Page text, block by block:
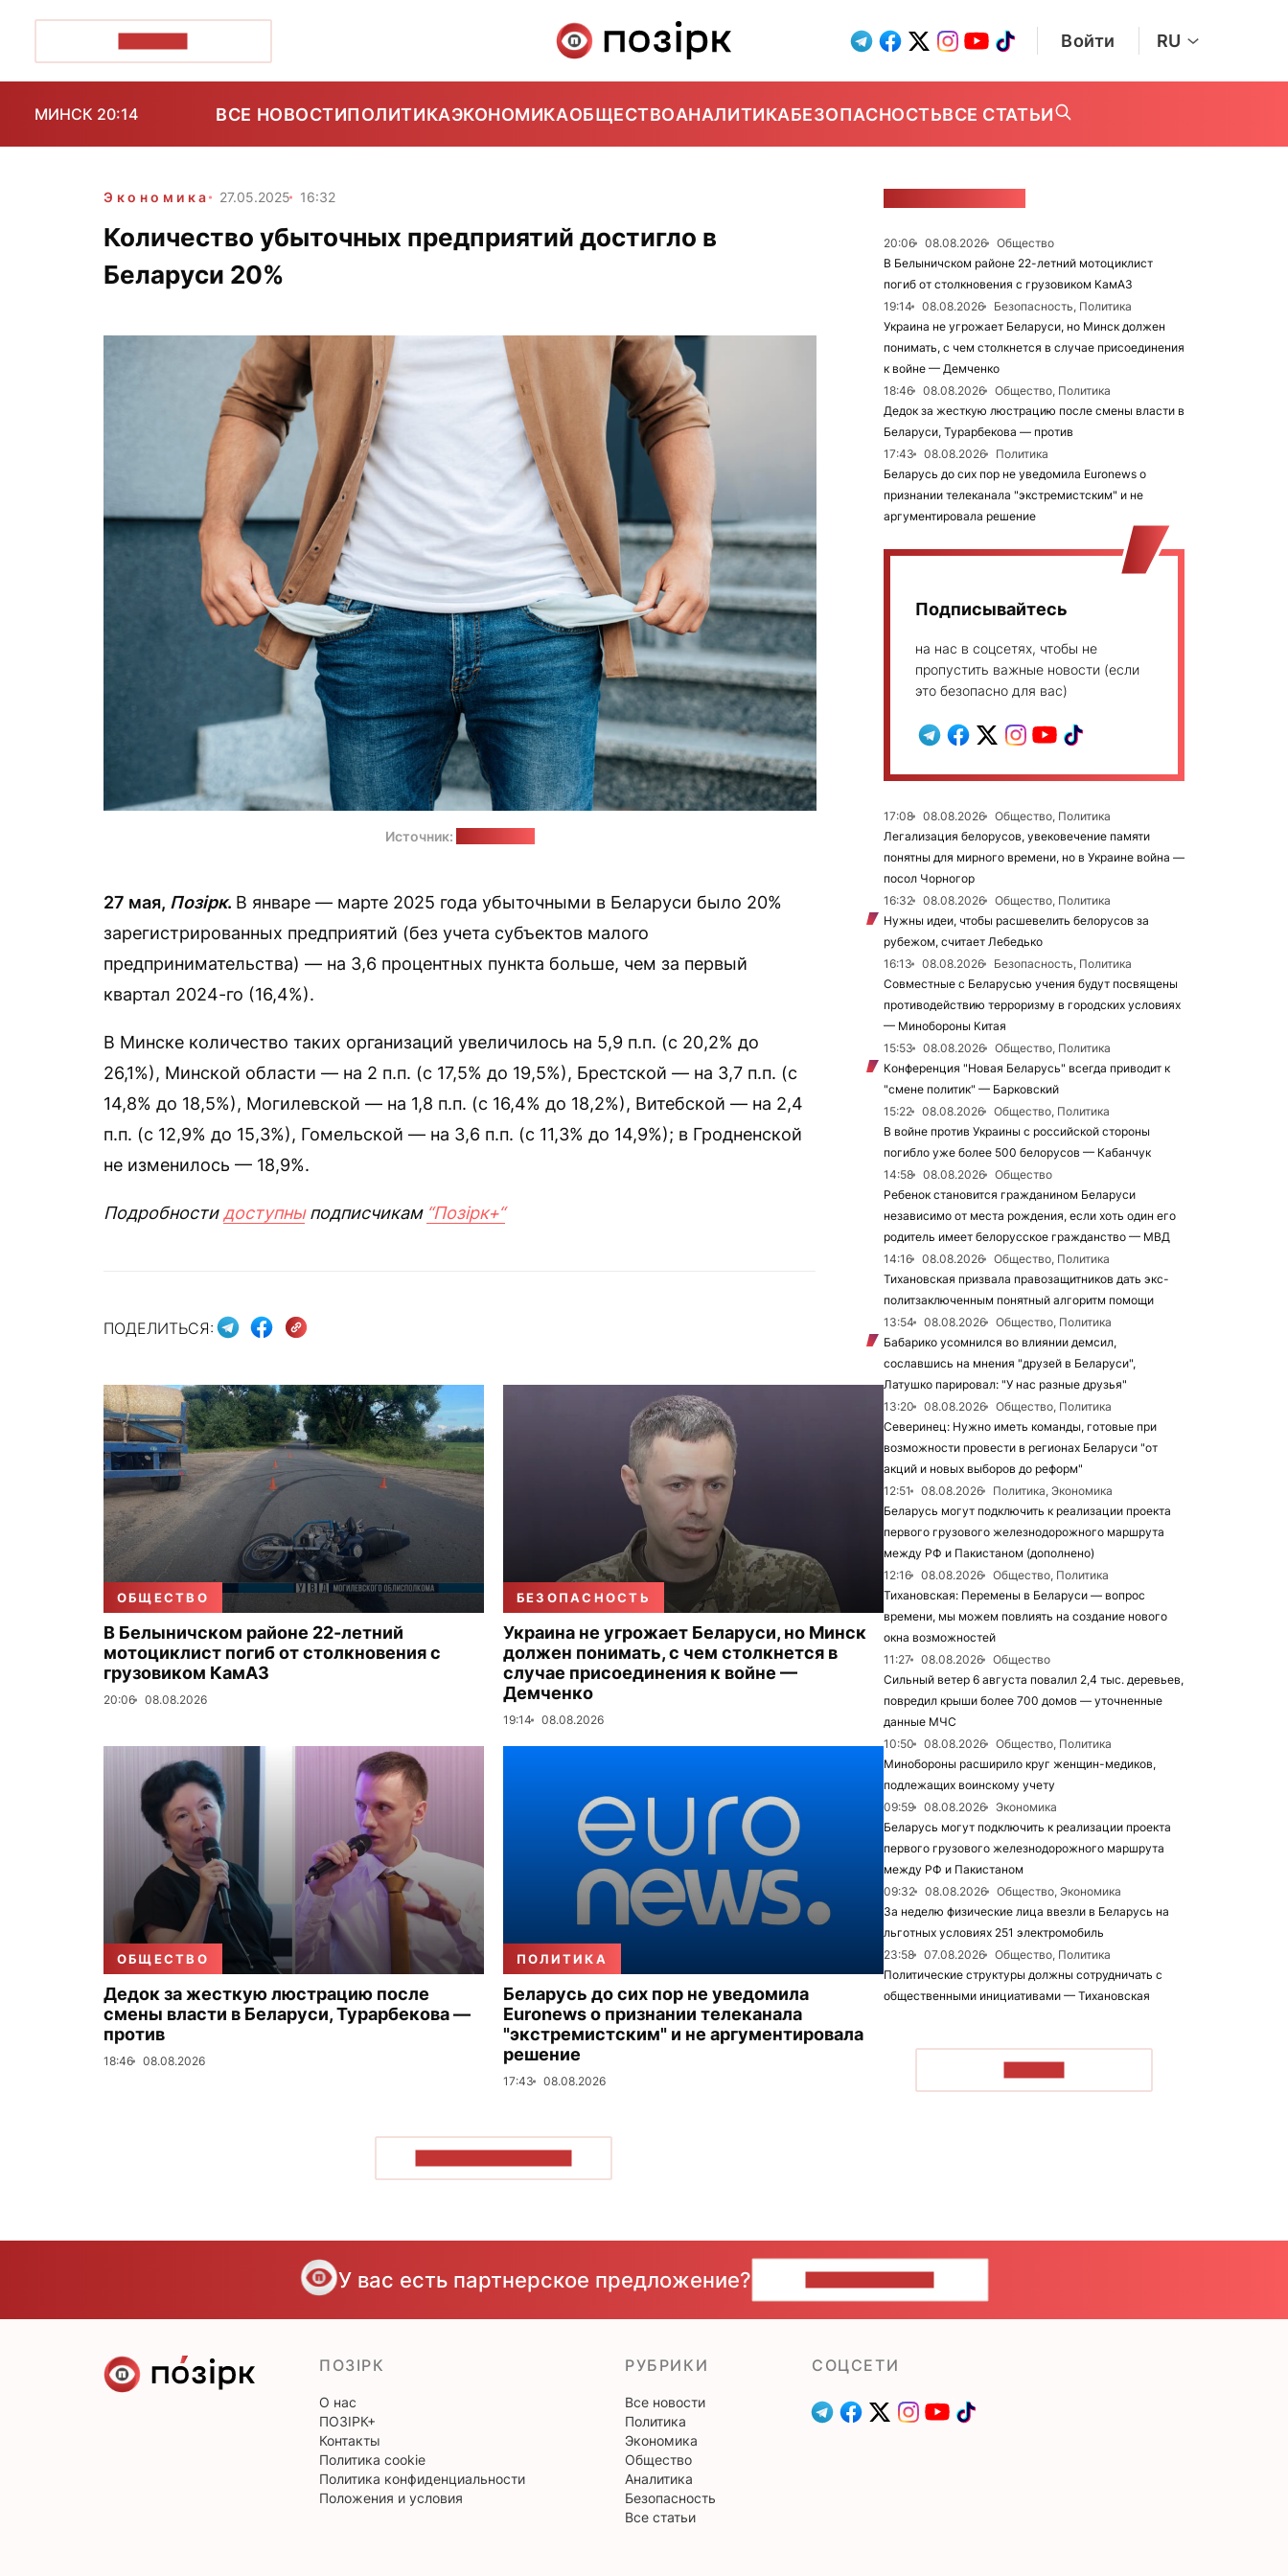
Войти RU
МИНСК 20:14 ВСЕ НОВОСТИПОЛИТИКАЭКОНОМИКАОБЩЕСТВОАНАЛИТИКАБЕЗОПАСНОСТЬВСЕ СТАТЬИ
Экономика 27.05.2025 16:32
Количество убыточных предприятий достигло в
Беларуси 20%
Источник:
27 мая, Позірк. В январе — марте 2025 года убыточными в Беларуси было 20%
зарегистрированных предприятий (без учета субъектов малого
предпринимательства) — на 3,6 процентных пункта больше, чем за первый
квартал 2024-го (16,4%).
В Минске количество таких организаций увеличилось на 5,9 п.п. (с 20,2% до
26,1%), Минской области — на 2 п.п. (с 17,5% до 19,5%), Брестской — на 3,7 п.п. (с
14,8% до 18,5%), Могилевской — на 1,8 п.п. (с 16,4% до 18,2%), Витебской — на 2,4
п.п. (с 12,9% до 15,3%), Гомельской — на 3,6 п.п. (с 11,3% до 14,9%); в Гродненской
не изменилось — 18,9%.
Подробностидоступныподписчикам “Позірк+“
ПОДЕЛИТЬСЯ:
ОБЩЕСТВО
В Белыничском районе 22-летний
мотоциклист погиб от столкновения с
грузовиком КамАЗ
20:06 08.08.2026
БЕЗОПАСНОСТЬ
Украина не угрожает Беларуси, но Минск
должен понимать, с чем столкнется в
случае присоединения к войне —
Демченко
19:14 08.08.2026
ОБЩЕСТВО
Дедок за жесткую люстрацию после
смены власти в Беларуси, Турарбекова —
против
18:46 08.08.2026
ПОЛИТИКА
Беларусь до сих пор не уведомила
Euronews о признании телеканала
"экстремистским" и не аргументировала
решение
17:43 08.08.2026
20:06 08.08.2026
Общество
В Белыничском районе 22-летний мотоциклист
погиб от столкновения с грузовиком КамАЗ
19:14
08.08.2026
Безопасность, Политика
Украина не угрожает Беларуси, но Минск должен
понимать, с чем столкнется в случае присоединения
к войне — Демченко
18:46
08.08.2026
Общество, Политика
Дедок за жесткую люстрацию после смены власти в
Беларуси, Турарбекова — против
17:43
08.08.2026
Политика
Беларусь до сих пор не уведомила Euronews о
признании телеканала "экстремистским" и не
аргументировала решение
Подписывайтесь
на нас в соцсетях, чтобы не
пропустить важные новости (если
это безопасно для вас)
17:08 08.08.2026
Общество, Политика
Легализация белорусов, увековечение памяти
понятны для мирного времени, но в Украине война —
посол Чорногор
16:32
08.08.2026
Общество, Политика
Нужны идеи, чтобы расшевелить белорусов за
рубежом, считает Лебедько
16:13
08.08.2026
Безопасность, Политика
Совместные с Беларусью учения будут посвящены
противодействию терроризму в городских условиях
— Минобороны Китая
15:53
08.08.2026
Общество, Политика
Конференция "Новая Беларусь" всегда приводит к
"смене политик" — Барковский
15:22
08.08.2026
Общество, Политика
В войне против Украины с российской стороны
погибло уже более 500 белорусов — Кабанчук
14:58
08.08.2026
Общество
Ребенок становится гражданином Беларуси
независимо от места рождения, если хоть один его
родитель имеет белорусское гражданство — МВД
14:16
08.08.2026
Общество, Политика
Тихановская призвала правозащитников дать экс-
политзаключенным понятный алгоритм помощи
13:54
08.08.2026
Общество, Политика
Бабарико усомнился во влиянии демсил,
сославшись на мнения "друзей в Беларуси",
Латушко парировал: "У нас разные друзья"
13:20
08.08.2026
Общество, Политика
Северинец: Нужно иметь команды, готовые при
возможности провести в регионах Беларуси "от
акций и новых выборов до реформ"
12:51
08.08.2026
Политика, Экономика
Беларусь могут подключить к реализации проекта
первого грузового железнодорожного маршрута
между РФ и Пакистаном (дополнено)
12:16
08.08.2026
Общество, Политика
Тихановская: Перемены в Беларуси — вопрос
времени, мы можем повлиять на создание нового
окна возможностей
11:27
08.08.2026
Общество
Сильный ветер 6 августа повалил 2,4 тыс. деревьев,
повредил крыши более 700 домов — уточненные
данные МЧС
10:50
08.08.2026
Общество, Политика
Минобороны расширило круг женщин-медиков,
подлежащих воинскому учету
09:59
08.08.2026
Экономика
Беларусь могут подключить к реализации проекта
первого грузового железнодорожного маршрута
между РФ и Пакистаном
09:32
08.08.2026
Общество, Экономика
За неделю физические лица ввезли в Беларусь на
льготных условиях 251 электромобиль
23:58
07.08.2026
Общество, Политика
Политические структуры должны сотрудничать с
общественными инициативами — Тихановская
У вас есть партнерское предложение?
ПОЗІРК
О нас
ПОЗІРК+
Контакты
Политика cookie
Политика конфиденциальности
Положения и условия
РУБРИКИ
Все новости
Политика
Экономика
Общество
Аналитика
Безопасность
Все статьи
CОЦСЕТИ